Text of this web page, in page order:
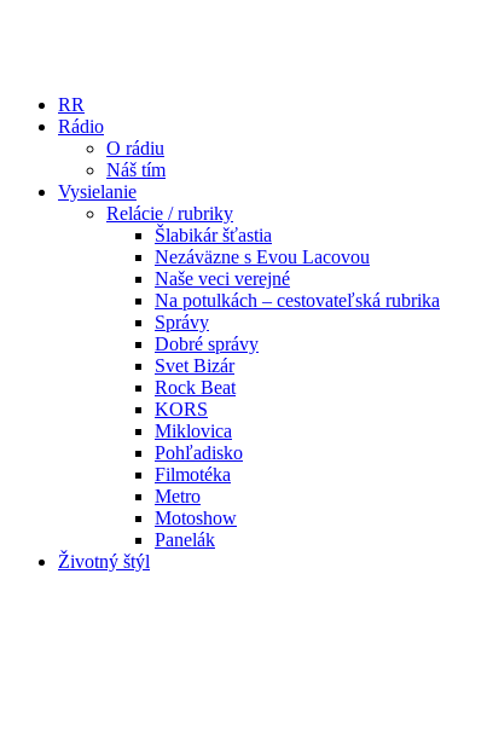
RR
Rádio
O rádiu
Náš tím
Vysielanie
Relácie / rubriky
Šlabikár šťastia
Nezáväzne s Evou Lacovou
Naše veci verejné
Na potulkách – cestovateľská rubrika
Správy
Dobré správy
Svet Bizár
Rock Beat
KORS
Miklovica
Pohľadisko
Filmotéka
Metro
Motoshow
Panelák
Životný štýl